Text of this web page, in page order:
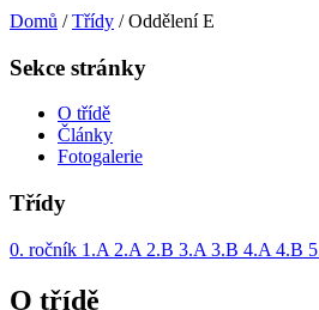
Domů / Třídy / Oddělení E
Sekce stránky
O třídě
Články
Fotogalerie
Třídy
0. ročník 1.A 2.A 2.B 3.A 3.B 4.A 4.B
O třídě